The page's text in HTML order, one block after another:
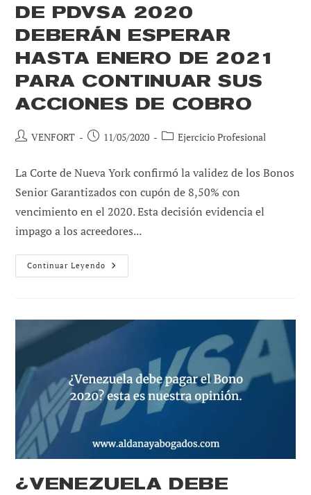
DE PDVSA 2020
DEBERÁN ESPERAR
HASTA ENERO DE 2021
PARA CONTINUAR SUS
ACCIONES DE COBRO
Autor
entrada:
VENFORT
Publicación
entrada:
11/05/2020
Categoría
entrada:
Ejercicio Profesional
La Corte de Nueva York confirmó la validez de los Bonos
Senior Garantizados con cupón de 8,50% con
vencimiento en el 2020. Esta decisión evidencia el
impago a los acreedores...
Continuar Leyendo Acreedores
De
Deberán
Esperar
2021
Para
Continuar
Sus
Acciones
De
¿VENEZUELA DEBE